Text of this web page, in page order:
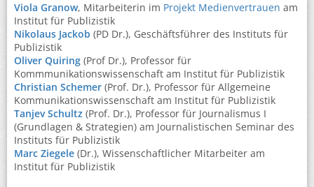
Viola Granow, Mitarbeiterin im Projekt Medienvertrauen am
Institut für Publizistik
Nikolaus Jackob (PD Dr.), Geschäftsführer des Instituts für
Publizistik
Oliver Quiring (Prof Dr.), Professor für
Kommmunikationswissenschaft am Institut für Publizistik
Christian Schemer (Prof. Dr.), Professor für Allgemeine
Kommunikationswissenschaft am Institut für Publizistik
Tanjev Schultz (Prof. Dr.), Professor für Journalismus I
(Grundlagen & Strategien) am Journalistischen Seminar des
Instituts für Publizistik
Marc Ziegele (Dr.), Wissenschaftlicher Mitarbeiter am
Institut für Publizistik